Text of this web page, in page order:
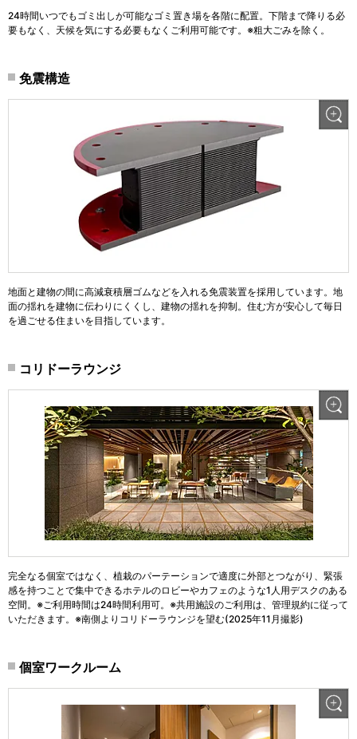
24時間いつでもゴミ出しが可能なゴミ置き場を各階に配置。下階まで降りる必
要もなく、天候を気にする必要もなくご利用可能です。※粗大ごみを除く。
免震構造
地面と建物の間に高減衰積層ゴムなどを入れる免震装置を採用しています。地
面の揺れを建物に伝わりにくくし、建物の揺れを抑制。住む方が安心して毎日
を過ごせる住まいを目指しています。
コリドーラウンジ
完全なる個室ではなく、植栽のパーテーションで適度に外部とつながり、緊張
感を持つことで集中できるホテルのロビーやカフェのような1人用デスクのある
空間。※ご利用時間は24時間利用可。※共用施設のご利用は、管理規約に従って
いただきます。※南側よりコリドーラウンジを望む(2025年11月撮影)
個室ワークルーム